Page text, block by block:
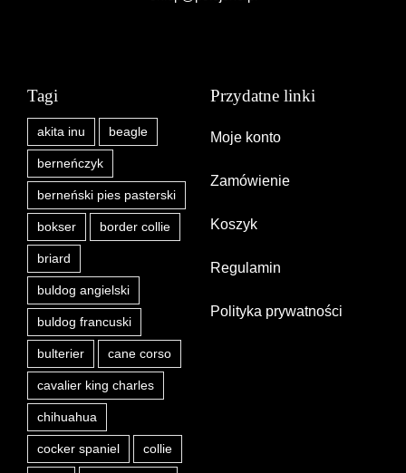
Tagi
akita inu beagle
berneńczyk
berneński pies pasterski
bokser border collie
briard
buldog angielski
buldog francuski
bulterier cane corso
cavalier king charles
chihuahua
cocker spaniel collie
Przydatne linki
Moje konto
Zamówienie
Koszyk
Regulamin
Polityka prywatności